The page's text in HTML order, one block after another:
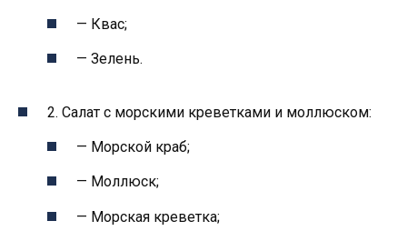
— Квас;
— Зелень.
2. Салат с морскими креветками и моллюском:
— Морской краб;
— Моллюск;
— Морская креветка;